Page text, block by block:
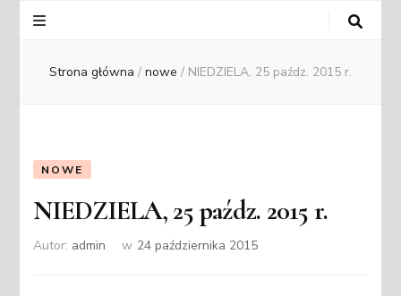
Strona główna / nowe / NIEDZIELA, 25 paźdz. 2015 r.
NOWE
NIEDZIELA, 25 paźdz. 2015 r.
Autor: admin w 24 października 2015